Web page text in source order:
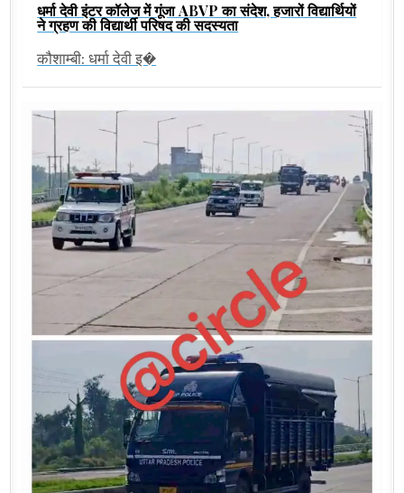
धर्मा देवी इंटर कॉलेज में गूंजा ABVP का संदेश, हजारों विद्यार्थियों
ने ग्रहण की विद्यार्थी परिषद की सदस्यता
कौशाम्बी: धर्मा देवी इ�